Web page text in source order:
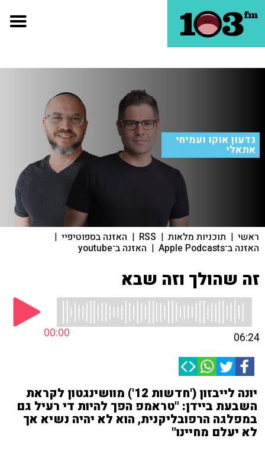
גדעון אוקו ועמיחי
אתאלי
ראשי | תוכניות מלאות |
RSS
| האזנה בספוטיפיי |
האזנה ב־Apple Podcasts | האזנה ב־youtube
זה שהולך וזה שבא
00:00 06:24
יונה לייבזון ('חדשות 12') מוושינגטון לקראת
השבעת ביידן: "טראמפ הפך להיות די רעיל גם
במפלגה הרפובליקנית, הוא לא יהיה נשיא אך
לא יעלם מחיינו"